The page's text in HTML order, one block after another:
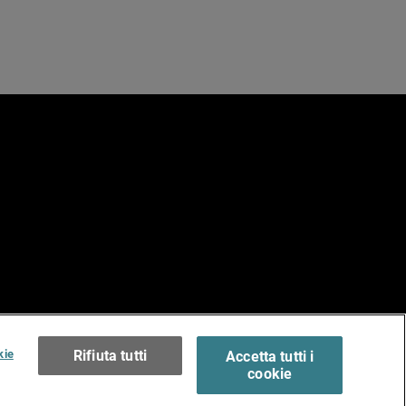
of Use >Rifiuta tutti
Accetta tutti i
cookie